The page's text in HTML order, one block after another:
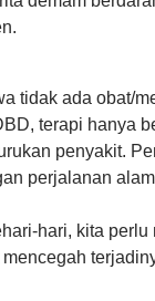
tidak ada obat/
terapi hanya
penyakit.
perjalanan
hari, kita perlu